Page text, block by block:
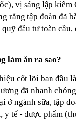
vị sáng lập
rằng tập đoàn đã
đầu tư toàn
làm ăn ra sao?
cốt lõi ban đầu
đã nhanh
ngành sữa, tập
tế - dược phẩm